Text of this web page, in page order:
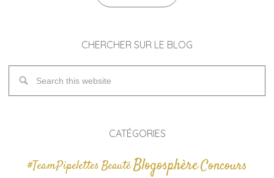
CHERCHER SUR LE BLOG
CATÉGORIES
#TeamPipelettesBeautéBlogosphèreConcours